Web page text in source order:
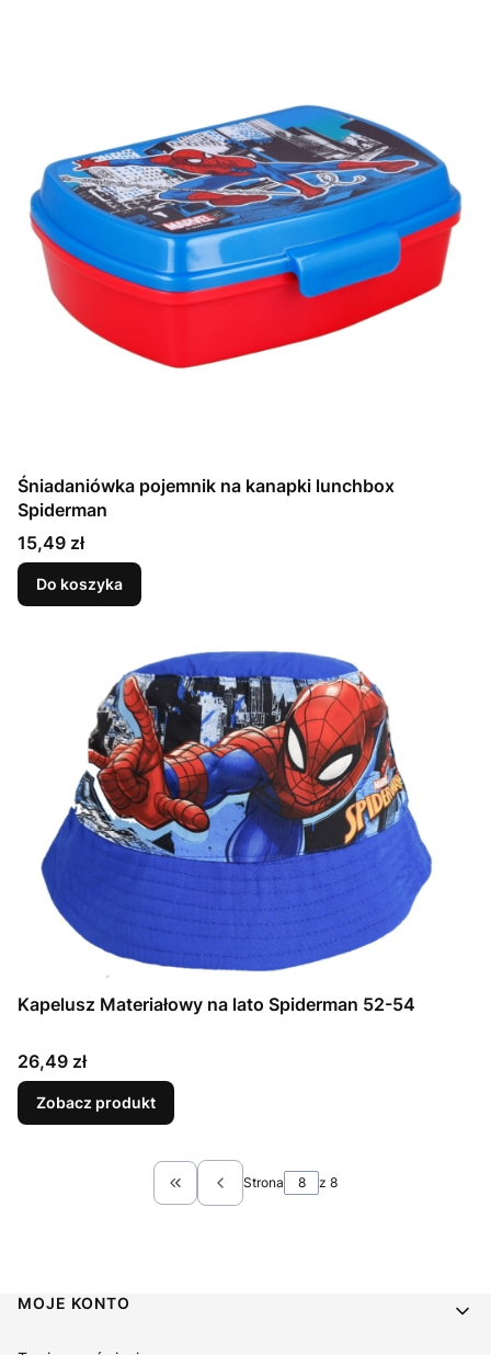
Śniadaniówka pojemnik na kanapki lunchbox
Spiderman
Cena
15,49 zł
Do koszyka
Kapelusz Materiałowy na lato Spiderman 52-54
Cena
26,49 zł
Zobacz produkt
Wróć do pierwszej strony z produktami
Strona z 8
Linki w stopce
MOJE KONTO